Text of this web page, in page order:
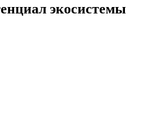
экосистемы